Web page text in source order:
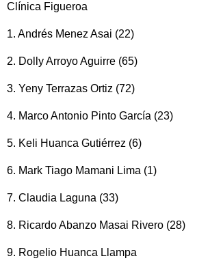
Clínica Figueroa
1. Andrés Menez Asai (22)
2. Dolly Arroyo Aguirre (65)
3. Yeny Terrazas Ortiz (72)
4. Marco Antonio Pinto García (23)
5. Keli Huanca Gutiérrez (6)
6. Mark Tiago Mamani Lima (1)
7. Claudia Laguna (33)
8. Ricardo Abanzo Masai Rivero (28)
9. Rogelio Huanca Llampa